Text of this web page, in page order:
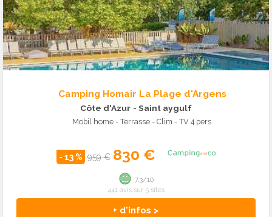
Camping Homair La Plage d'Argens
Côte d'Azur - Saint aygulf
Mobil home - Terrasse - Clim - TV 4 pers.
- 13 % 959 € 830 €
+ d'infos >
7.3/10
441 avis sur 5 sites